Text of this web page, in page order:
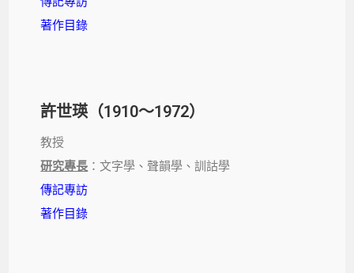
著作目錄
許世瑛（1910～1972）
教授
研究專長 ：文字學、聲韻學、訓詁學
傳記專訪
著作目錄